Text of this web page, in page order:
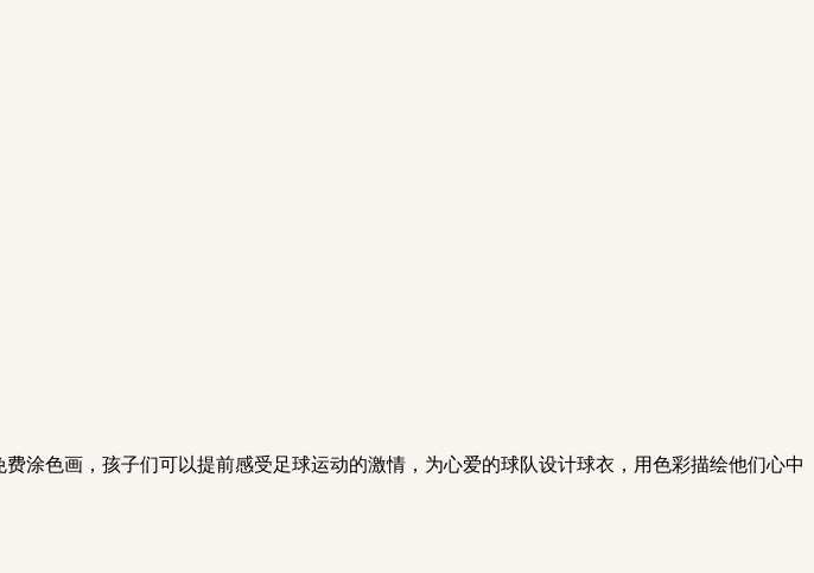
涂色画，孩子们可以提前感受足球运动的激情，为心爱的球队设计球衣，用色彩描绘他们心中